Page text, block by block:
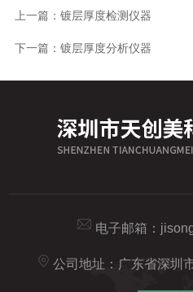
上一篇： 镀层厚度检测仪器
下一篇： 镀层厚度分析仪器
电子邮箱：
公司地址：广东省深圳